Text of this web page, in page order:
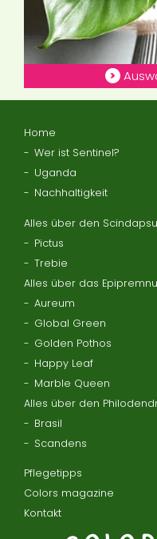
Home
Wer ist Sentinel?
Uganda
Nachhaltigkeit
Alles über den
Pictus
Trebie
Alles über das
Aureum
Global Green
Golden Pothos
Happy Leaf
Marble Queen
Alles über den
Brasil
Scandens
Pflegetipps
Colors magazine
Kontakt